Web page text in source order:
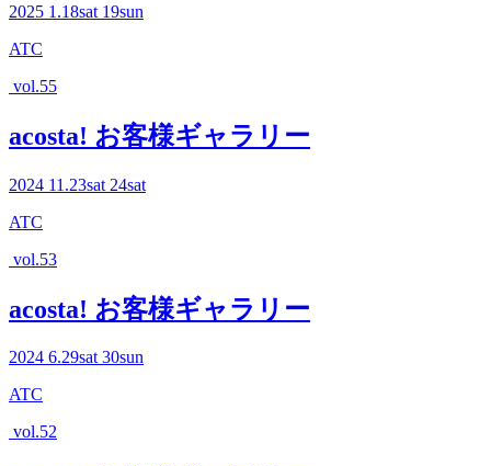
2025 1.18sat 19sun
ATC
vol.55
acosta! お客様ギャラリー
2024 11.23sat 24sat
ATC
vol.53
acosta! お客様ギャラリー
2024 6.29sat30sun
ATC
vol.52